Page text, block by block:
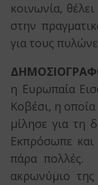
κοινωνία,
στην
για τους
η Ευρωπαία
Κοβέσι, η
μίλησε για τη
Εκπρόσωπε και
πάρα πολλές.
ακρωνύμιο